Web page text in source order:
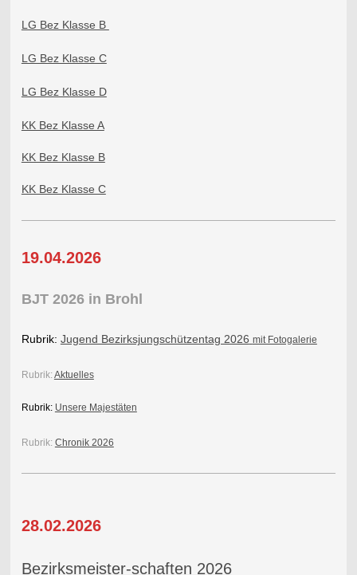
LG Bez Klasse B
LG Bez Klasse C
LG Bez Klasse D
KK Bez Klasse A
KK Bez Klasse B
KK Bez Klasse C
19.04.2026
BJT 2026 in Brohl
Rubrik: Jugend Bezirksjungschützentag 2026 mit Fotogalerie
Rubrik: Aktuelles
Rubrik: Unsere Majestäten
Rubrik: Chronik 2026
28.02.2026
Bezirksmeister-schaften 2026